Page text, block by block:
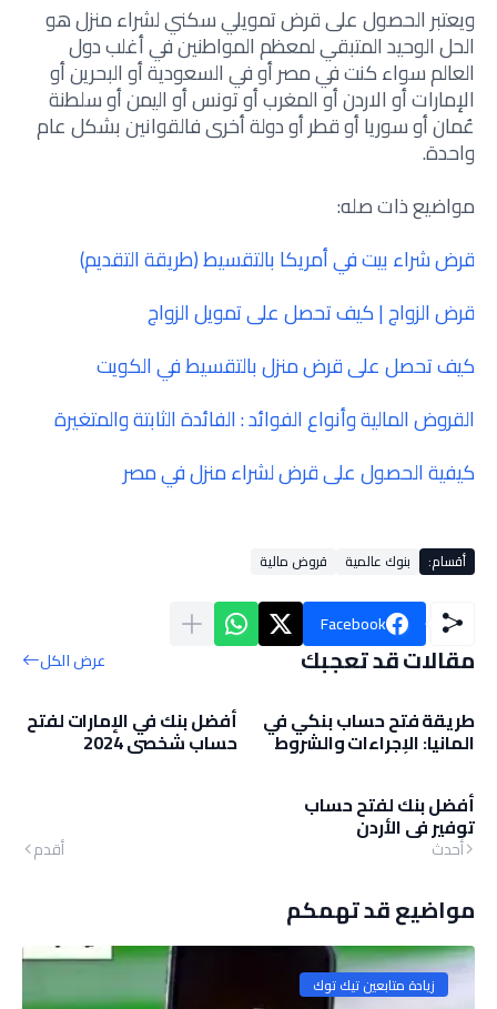
ويعتبر الحصول على قرض تمويلي سكني لشراء منزل هو
الحل الوحيد المتبقي لمعظم المواطنين في أغلب دول
العالم سواء كنت في مصر أو في السعودية أو البحرين أو
الإمارات أو الاردن أو المغرب أو تونس أو اليمن أو سلطنة
عُمان أو سوريا أو قطر أو دولة أخرى فالقوانين بشكل عام
واحدة.
مواضيع ذات صله:
قرض شراء بيت في أمريكا بالتقسيط (طريقة التقديم)
قرض الزواج | كيف تحصل على تمويل الزواج
كيف تحصل على قرض منزل بالتقسيط في الكويت
القروض المالية وأنواع الفوائد : الفائدة الثابتة والمتغيرة
كيفية الحصول على قرض لشراء منزل في مصر
أقسام: بنوك عالمية قروض مالية
Facebook
مقالات قد تعجبك عرض الكل
طريقة فتح حساب بنكي في
المانيا: الإجراءات والشروط
أفضل بنك في الإمارات لفتح
حساب شخصي 2024
أفضل بنك لفتح حساب
توفير في الأردن
أحدث أقدم
مواضيع قد تهمكم
زيادة متابعين تيك توك